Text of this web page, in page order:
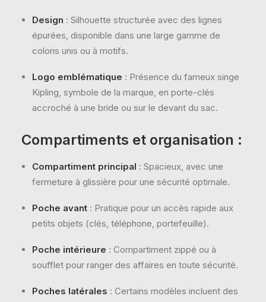
Design : Silhouette structurée avec des lignes
épurées, disponible dans une large gamme de
coloris unis ou à motifs.
Logo emblématique : Présence du fameux singe
Kipling, symbole de la marque, en porte-clés
accroché à une bride ou sur le devant du sac.
Compartiments et organisation :
Compartiment principal : Spacieux, avec une
fermeture à glissière pour une sécurité optimale.
Poche avant : Pratique pour un accès rapide aux
petits objets (clés, téléphone, portefeuille).
Poche intérieure : Compartiment zippé ou à
soufflet pour ranger des affaires en toute sécurité.
Poches latérales : Certains modèles incluent des